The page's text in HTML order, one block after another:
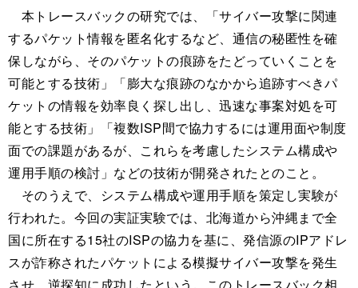
本トレースバックの研究では、「サイバー攻撃に関連
するパケット情報を匿名化するなど、通信の秘匿性を確
保しながら、そのパケットの痕跡をたどっていくことを
可能とする技術」「膨大な痕跡のなかから追跡すべきパ
ケットの情報を効率良く探し出し、迅速な事案対処を可
能とする技術」「複数ISP間で協力するには運用面や制度
面での課題があるが、これらを考慮したシステム構成や
運用手順の検討」などの技術が開発されたとのこと。
そのうえで、システム構成や運用手順を策定し実験が
行われた。今回の実証実験では、北海道から沖縄まで全
国に所在する15社のISPの協力を基に、発信源のIPアドレ
スが詐称されたパケットによる模擬サイバー攻撃を発生